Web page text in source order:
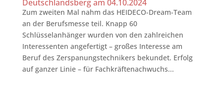
Deutschlandsberg am 04.10.2024
Zum zweiten Mal nahm das HEIDECO-Dream-Team
an der Berufsmesse teil. Knapp 60
Schlüsselanhänger wurden von den zahlreichen
Interessenten angefertigt – großes Interesse am
Beruf des Zerspanungstechnikers bekundet. Erfolg
auf ganzer Linie – für Fachkräftenachwuchs...